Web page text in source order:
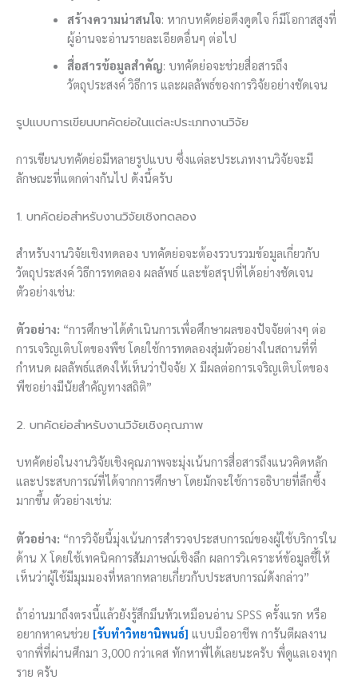
สร้างความน่าสนใจ: หากบทคัดย่อดึงดูดใจ ก็มีโอกาสสูงที่
ผู้อ่านจะอ่านรายละเอียดอื่นๆ ต่อไป
สื่อสารข้อมูลสำคัญ: บทคัดย่อจะช่วยสื่อสารถึง
วัตถุประสงค์ วิธีการ และผลลัพธ์ของการวิจัยอย่างชัดเจน
รูปแบบการเขียนบทคัดย่อในแต่ละประเภทงานวิจัย
การเขียนบทคัดย่อมีหลายรูปแบบ ซึ่งแต่ละประเภทงานวิจัยจะมี
ลักษณะที่แตกต่างกันไป ดังนี้ครับ
1. บทคัดย่อสำหรับงานวิจัยเชิงทดลอง
สำหรับงานวิจัยเชิงทดลอง บทคัดย่อจะต้องรวบรวมข้อมูลเกี่ยวกับ
วัตถุประสงค์ วิธีการทดลอง ผลลัพธ์ และข้อสรุปที่ได้อย่างชัดเจน
ตัวอย่างเช่น:
ตัวอย่าง: “การศึกษาได้ดำเนินการเพื่อศึกษาผลของปัจจัยต่างๆ ต่อ
การเจริญเติบโตของพืช โดยใช้การทดลองสุ่มตัวอย่างในสถานที่ที่
กำหนด ผลลัพธ์แสดงให้เห็นว่าปัจจัย X มีผลต่อการเจริญเติบโตของ
พืชอย่างมีนัยสำคัญทางสถิติ”
2. บทคัดย่อสำหรับงานวิจัยเชิงคุณภาพ
บทคัดย่อในงานวิจัยเชิงคุณภาพจะมุ่งเน้นการสื่อสารถึงแนวคิดหลัก
และประสบการณ์ที่ได้จากการศึกษา โดยมักจะใช้การอธิบายที่ลึกซึ้ง
มากขึ้น ตัวอย่างเช่น:
ตัวอย่าง: “การวิจัยนี้มุ่งเน้นการสำรวจประสบการณ์ของผู้ใช้บริการใน
ด้าน X โดยใช้เทคนิคการสัมภาษณ์เชิงลึก ผลการวิเคราะห์ข้อมูลชี้ให้
เห็นว่าผู้ใช้มีมุมมองที่หลากหลายเกี่ยวกับประสบการณ์ดังกล่าว”
ถ้าอ่านมาถึงตรงนี้แล้วยังรู้สึกมึนหัวเหมือนอ่าน SPSS ครั้งแรก หรือ
อยากหาคนช่วย [รับทำวิทยานิพนธ์] แบบมืออาชีพ การันตีผลงาน
จากพี่ที่ผ่านศึกมา 3,000 กว่าเคส ทักหาพี่ได้เลยนะครับ พี่ดูแลเองทุก
ราย ครับ